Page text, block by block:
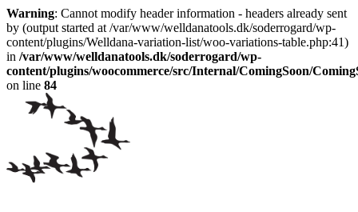
Warning: Cannot modify header information - headers already sent
by (output started at /var/www/welldanatools.dk/soderrogard/wp-
content/plugins/Welldana-variation-list/woo-variations-table.php:41)
in /var/www/welldanatools.dk/soderrogard/wp-
content/plugins/woocommerce/src/Internal/ComingSoon/
on line 84